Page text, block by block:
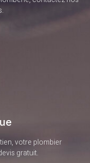
votre plombier
gratuit.